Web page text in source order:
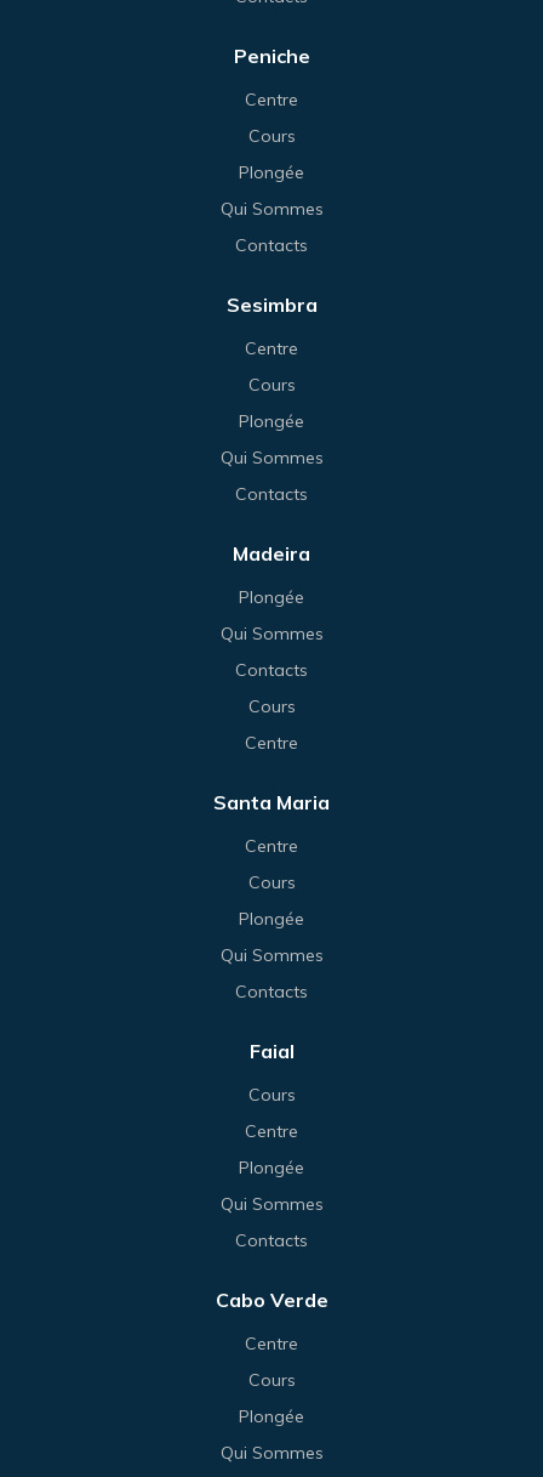
Peniche
Centre
Cours
Plongée
Qui Sommes
Contacts
Sesimbra
Centre
Cours
Plongée
Qui Sommes
Contacts
Madeira
Plongée
Qui Sommes
Contacts
Cours
Centre
Santa Maria
Centre
Cours
Plongée
Qui Sommes
Contacts
Faial
Cours
Centre
Plongée
Qui Sommes
Contacts
Cabo Verde
Centre
Cours
Plongée
Qui Sommes